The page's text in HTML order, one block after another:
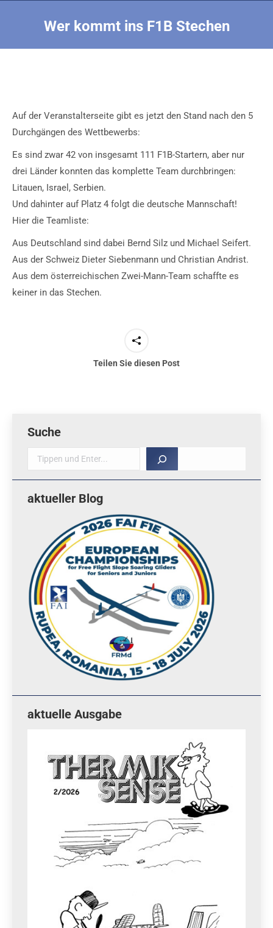
Wer kommt ins F1B Stechen
Auf der Veranstalterseite gibt es jetzt den Stand nach den 5
Durchgängen des Wettbewerbs:
Es sind zwar 42 von insgesamt 111 F1B-Startern, aber nur
drei Länder konnten das komplette Team durchbringen:
Litauen, Israel, Serbien.
Und dahinter auf Platz 4 folgt die deutsche Mannschaft!
Hier die Teamliste:
Aus Deutschland sind dabei Bernd Silz und Michael Seifert.
Aus der Schweiz Dieter Siebenmann und Christian Andrist.
Aus dem österreichischen Zwei-Mann-Team schaffte es
keiner in das Stechen.
Teilen Sie diesen Post
Suche
Suche
aktueller Blog
aktuelle Ausgabe